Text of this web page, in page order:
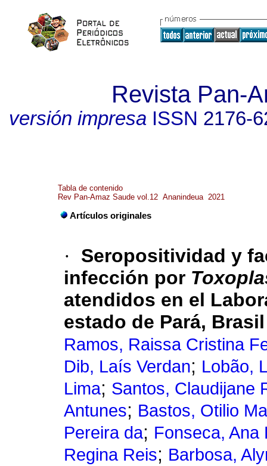
Revista Pan-
versión impresaISSN 2176-
Tabla de contenido
Rev Pan-Amaz Saude vol.12 Ananindeua 2021
Artículos originales
·
Seropositividad y
infección por
atendidos en el
estado de Pará, Brasil
Ramos, Raissa Cristina
Dib, Laís Verdan; Lobão,
Lima; Santos, Claudijane
Antunes; Bastos, Otilio
Pereira da; Fonseca, Ana
Regina Reis; Barbosa,